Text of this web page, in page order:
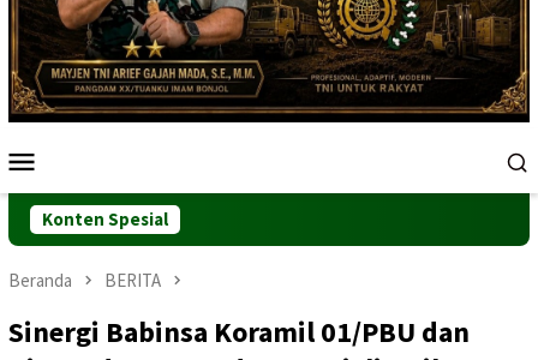
Mobile
Konten Spesial
Beranda BERITA
Sinergi Babinsa Koramil 01/PBU dan